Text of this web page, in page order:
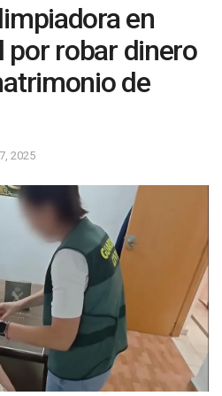
en
por robar dinero
de
2025